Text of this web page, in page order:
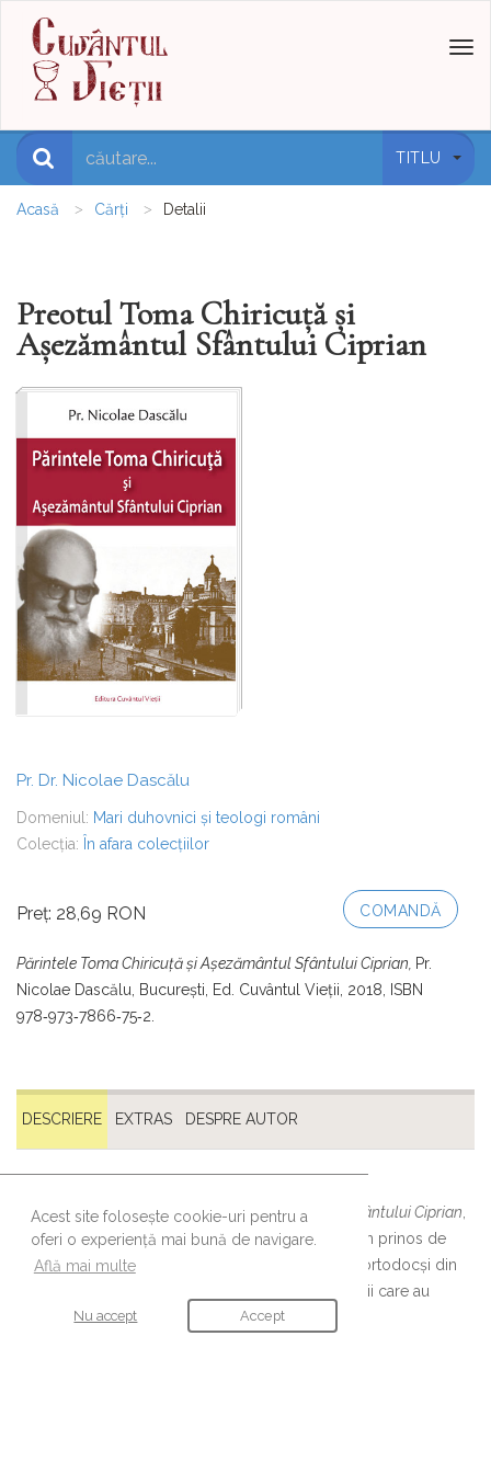
Acest site folosește cookie-uri pentru a
oferi o experiență mai bună de navigare.
Află mai multe
Nu accept Accept
TITLU
Acasă Cărți Detalii
Preotul Toma Chiricuță și
Așezământul Sfântului Ciprian
Pr. Dr. Nicolae Dascălu
Domeniul: Mari duhovnici și teologi români
Colecția: În afara colecțiilor
Preț: 28,69 RON COMANDĂ
Părintele Toma Chiricuţă şi Aşezământul Sfântului Ciprian, Pr.
Nicolae Dascălu, Bucureşti, Ed. Cuvântul Vieţii, 2018, ISBN
978‑973‑7866‑75‑2.
DESCRIERE EXTRAS DESPRE AUTOR
VolumulPreotul Toma Chiricuță și Așezământul Sfântului Ciprian,
semnat de Părintele Nicolae Dascălu, constituie un prinos de
cinstire în memoria unuia dintre marii predicatori ortodocși din
perioada interbelică și, totodată, unul dintre clericii care au
marcat istoria Bisericii Zlătari din București.